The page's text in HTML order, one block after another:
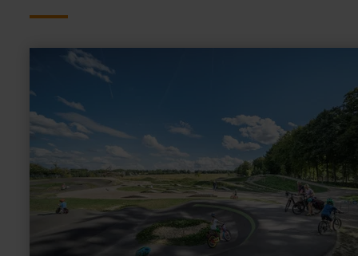
Mountainbike
Trainingszentrum
Kalterherberg